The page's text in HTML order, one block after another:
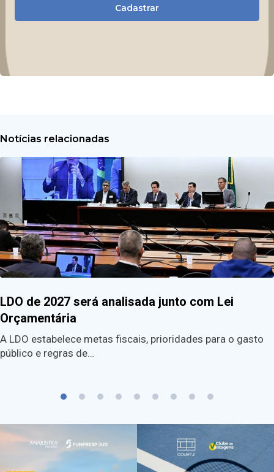
Cadastrar
Notícias relacionadas
LDO de 2027 será analisada junto com Lei
Orçamentária
A LDO estabelece metas fiscais, prioridades para o gasto
público e regras de…